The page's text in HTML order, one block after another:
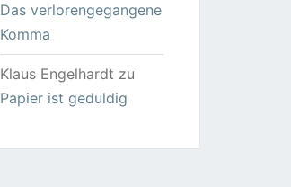
Das verlorengegangene
Komma
Klaus Engelhardt zu
Papier ist geduldig